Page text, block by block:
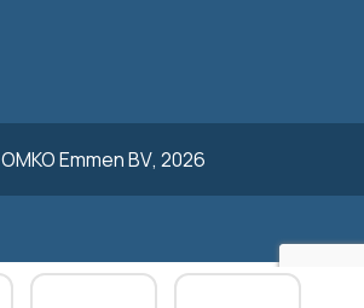
OMKO Emmen BV, 2026